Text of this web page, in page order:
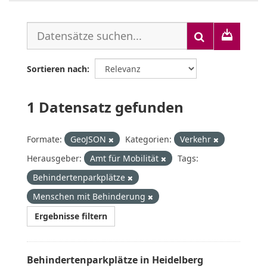
Sortieren nach
1 Datensatz gefunden
Formate: GeoJSON Kategorien:
Verkehr
Herausgeber:
Amt für Mobilität
Tags:
Behindertenparkplätze
Menschen mit Behinderung
Ergebnisse filtern
Behindertenparkplätze in Heidelberg